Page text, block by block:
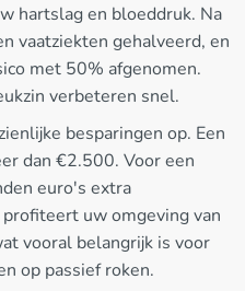
hartslag en bloeddruk. Na
vaatziekten gehalveerd, en
met 50% afgenomen.
verbeteren snel.
besparingen op. Een
dan €2.500. Voor een
euro's extra
uw omgeving van
vooral belangrijk is voor
op passief roken.